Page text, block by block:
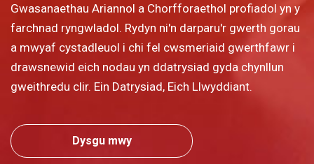
Gwasanaethau Ariannol a Chorfforaethol profiadol yn y
farchnad ryngwladol. Rydyn ni'n darparu'r gwerth gorau
a mwyaf cystadleuol i chi fel cwsmeriaid gwerthfawr i
drawsnewid eich nodau yn ddatrysiad gyda chynllun
gweithredu clir. Ein Datrysiad, Eich Llwyddiant.
Dysgu mwy